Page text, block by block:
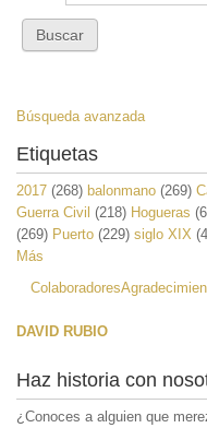
Búsqueda avanzada
Etiquetas
2017 (268) balonmano (269)
Guerra Civil (218) Hogueras
(269) Puerto (229) siglo XIX
Más
Colaboradores
DAVID RUBIO
Haz historia con
¿Conoces a alguien que